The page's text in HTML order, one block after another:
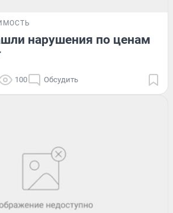
нарушения по ценам
100 Обсудить